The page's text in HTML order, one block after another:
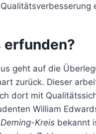
erfunden?
geht auf die
zurück. Dieser
dort mit
William
Deming-Kreis bekannt